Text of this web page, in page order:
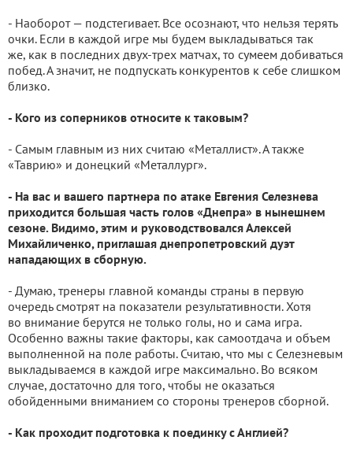
- Наоборот — подстегивает. Все осознают, что нельзя терять
очки. Если в каждой игре мы будем выкладываться так
же, как в последних двух-трех матчах, то сумеем добиваться
побед. А значит, не подпускать конкурентов к себе слишком
близко.
- Кого из соперников относите к таковым?
- Самым главным из них считаю «Металлист». А также
«Таврию» и донецкий «Металлург».
- На вас и вашего партнера по атаке Евгения Селезнева
приходится большая часть голов «Днепра» в нынешнем
сезоне. Видимо, этим и руководствовался Алексей
Михайличенко, приглашая днепропетровский дуэт
нападающих в сборную.
- Думаю, тренеры главной команды страны в первую
очередь смотрят на показатели результативности. Хотя
во внимание берутся не только голы, но и сама игра.
Особенно важны такие факторы, как самоотдача и объем
выполненной на поле работы. Считаю, что мы с Селезневым
выкладываемся в каждой игре максимально. Во всяком
случае, достаточно для того, чтобы не оказаться
обойденными вниманием со стороны тренеров сборной.
- Как проходит подготовка к поединку с Англией?